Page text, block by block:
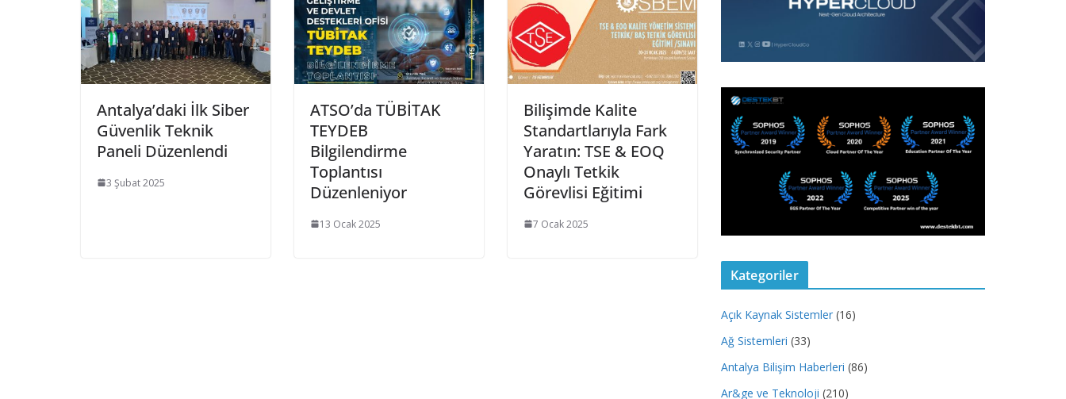
Antalya’daki İlk Siber
Güvenlik Teknik
Paneli Düzenlendi
3 Şubat 2025
ATSO’da TÜBİTAK
TEYDEB
Bilgilendirme
Toplantısı
Düzenleniyor
13 Ocak 2025
Bilişimde Kalite
Standartlarıyla Fark
Yaratın: TSE & EOQ
Onaylı Tetkik
Görevlisi Eğitimi
7 Ocak 2025
Kategoriler
Açık Kaynak Sistemler (16)
Ağ Sistemleri (33)
Antalya Bilişim Haberleri (86)
Ar&ge ve Teknoloji (210)